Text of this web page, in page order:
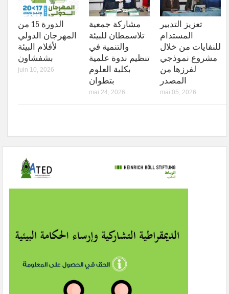
الدورة 15 من
المهرجان الدولي
لأفلام البيئة
بشفشاون
juin 10, 2026
مشاركة جمعية
تلاسمطان للبيئة
والتنمية في
تنظيم ندوة علمية
بكلية العلوم
بتطوان
mai 24, 2026
تعزيز التدبير
المستدام
للنفايات من خلال
مشروع نموذجي
لفرزها من
المصدر
mai 05, 2026